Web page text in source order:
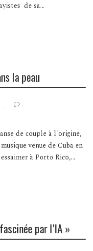
de sa...
la peau
de couple à l'origine,
venue de Cuba en
à Porto Rico,...
par l’IA »